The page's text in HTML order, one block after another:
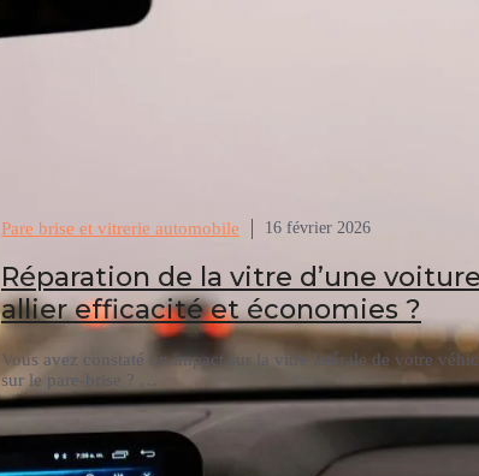
Pare brise et vitrerie automobile 16 février 2026
Réparation de la vitre d’une
allier efficacité et économies ?
Vous avez constaté un impact sur la vitre latérale de votre
sur le pare-brise ? …